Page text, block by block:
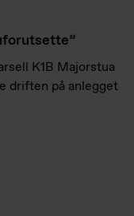
K1B Majorstua
driften på anlegget